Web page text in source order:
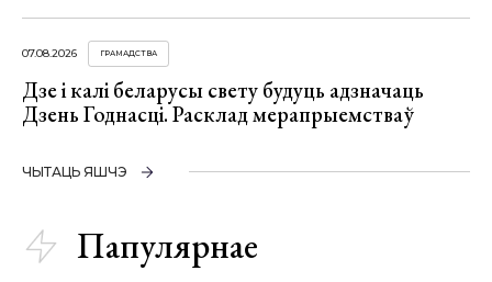
07.08.2026 ГРАМАДСТВА
Дзе і калі беларусы свету будуць адзначаць
Дзень Годнасці. Расклад мерапрыемстваў
ЧЫТАЦЬ ЯШЧЭ
Папулярнае